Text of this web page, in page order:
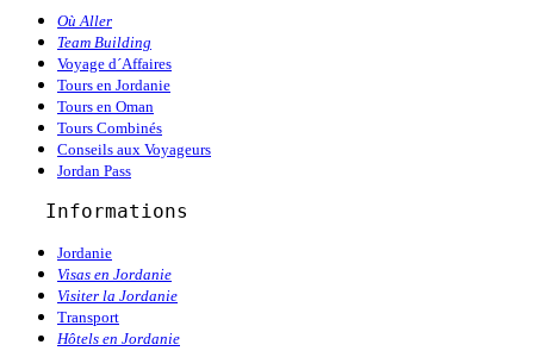
Où Aller
Team Building
Voyage d´Affaires
Tours en Jordanie
Tours en Oman
Tours Combinés
Conseils aux Voyageurs
Jordan Pass
Informations
Jordanie
Visas en Jordanie
Visiter la Jordanie
Transport
Hôtels en Jordanie